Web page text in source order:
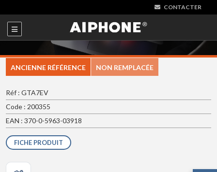
CONTACTER
ANCIENNE RÉFÉRENCE NON REMPLACÉE
Réf : GTA7EV
Code : 200355
EAN : 370-0-5963-03918
FICHE PRODUIT